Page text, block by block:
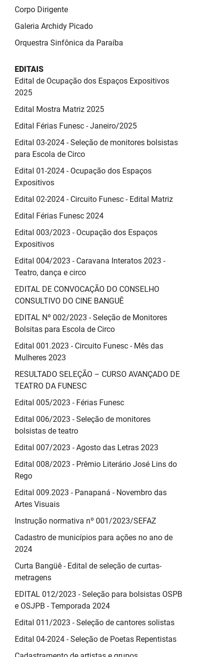
PBGÁS
PB Saúde
PBPREV
Projeto Cooperar
PROCASE
Polícia Militar
Polícia Civil
Rádio Tabajara
SUPLAN
Corpo Dirigente
Galeria Archidy Picado
Orquestra Sinfônica da Paraíba
EDITAIS
Edital de Ocupação dos Espaços Expositivos
2025
Edital Mostra Matriz 2025
Edital Férias Funesc - Janeiro/2025
Edital 03-2024 - Seleção de monitores bolsistas
para Escola de Circo
Edital 01-2024 - Ocupação dos Espaços
Expositivos
Edital 02-2024 - Circuito Funesc - Edital Matriz
Edital Férias Funesc 2024
Edital 003/2023 - Ocupação dos Espaços
Expositivos
Edital 004/2023 - Caravana Interatos 2023 -
Teatro, dança e circo
EDITAL DE CONVOCAÇÃO DO CONSELHO
CONSULTIVO DO CINE BANGUÊ
EDITAL Nº 002/2023 - Seleção de Monitores
Bolsitas para Escola de Circo
Edital 001.2023 - Circuito Funesc - Mês das
Mulheres 2023
RESULTADO SELEÇÃO – CURSO AVANÇADO DE
TEATRO DA FUNESC
Edital 005/2023 - Férias Funesc
Edital 006/2023 - Seleção de monitores
bolsistas de teatro
Edital 007/2023 - Agosto das Letras 2023
Edital 008/2023 - Prêmio Literário José Lins do
Rego
Edital 009.2023 - Panapaná - Novembro das
Artes Visuais
Instrução normativa nº 001/2023/SEFAZ
Cadastro de municípios para ações no ano de
2024
Curta Bangüê - Edital de seleção de curtas-
metragens
EDITAL 012/2023 - Seleção para bolsistas OSPB
e OSJPB - Temporada 2024
Edital 011/2023 - Seleção de cantores solistas
Edital 04-2024 - Seleção de Poetas Repentistas